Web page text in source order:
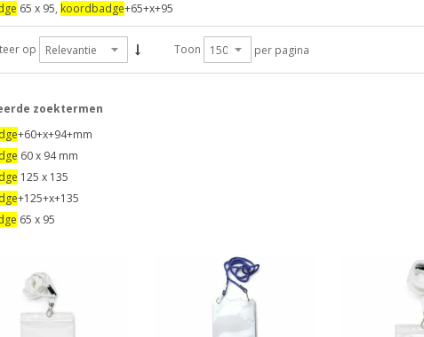
65 x 95, koordbadge+65+x+95
op Toon per pagina
zoektermen
+60+x+94+mm
60 x 94 mm
125 x 135
+125+x+135
65 x 95